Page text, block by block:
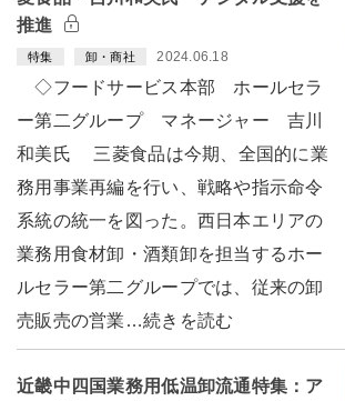
推進
特集 卸・商社 2024.06.18
◇フードサービス本部 ホールセラ
ー第二グループ マネージャー 吉川
和美氏 三菱食品は今期、全国的に業
務用事業再編を行い、戦略や指示命令
系統の統一を図った。西日本エリアの
業務用食材卸・酒類卸を担当するホー
ルセラー第二グループでは、従来の卸
売販売の営業…続きを読む
近畿中四国業務用低温卸流通特集：ア